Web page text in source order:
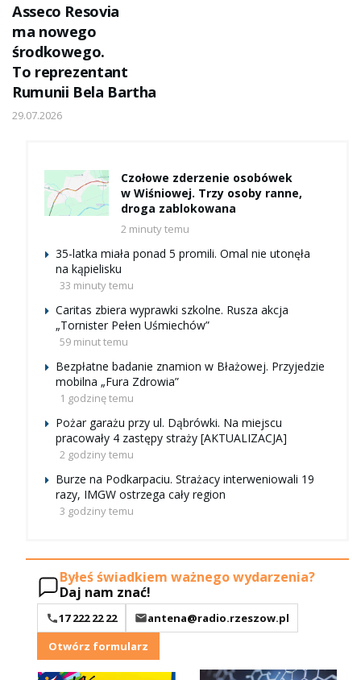
Asseco Resovia
ma nowego
środkowego.
To reprezentant
Rumunii Bela Bartha
29.07.2026
Czołowe zderzenie osobówek
w Wiśniowej. Trzy osoby ranne,
droga zablokowana
2 minuty temu
35-latka miała ponad 5 promili. Omal nie utonęła
na kąpielisku
33 minuty temu
Caritas zbiera wyprawki szkolne. Rusza akcja
„Tornister Pełen Uśmiechów”
59 minut temu
Bezpłatne badanie znamion w Błażowej. Przyjedzie
mobilna „Fura Zdrowia”
1 godzinę temu
Pożar garażu przy ul. Dąbrówki. Na miejscu
pracowały 4 zastępy straży [AKTUALIZACJA]
2 godziny temu
Burze na Podkarpaciu. Strażacy interweniowali 19
razy, IMGW ostrzega cały region
3 godziny temu
Byłeś świadkiem ważnego wydarzenia?
Daj nam znać!
17 222 22 22
antena@radio.rzeszow.pl
Otwórz formularz